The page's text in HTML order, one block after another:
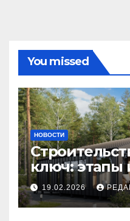
You missed
НОВОСТИ
ключ: этапы
19.02.2026